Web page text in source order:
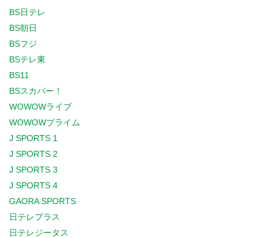
BS日テレ
BS朝日
BSフジ
BSテレ東
BS11
BSスカパー！
WOWOWライブ
WOWOWプライム
J SPORTS 1
J SPORTS 2
J SPORTS 3
J SPORTS 4
GAORA SPORTS
日テレプラス
日テレジータス